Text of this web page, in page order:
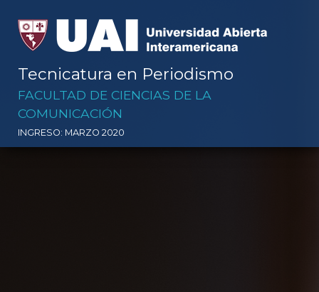
Tecnicatura en Periodismo
FACULTAD DE CIENCIAS DE LA
COMUNICACIÓN
INGRESO: MARZO 2020